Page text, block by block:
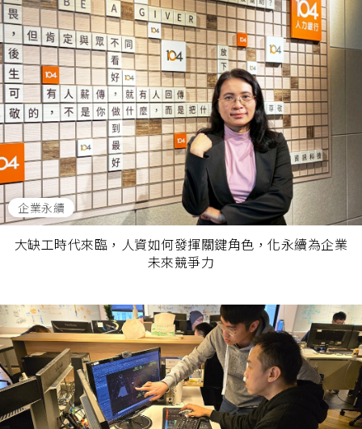
企業永續
大缺工時代來臨，人資如何發揮關鍵角色，化永續為企業
未來競爭力